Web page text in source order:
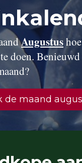
Augustus
doen.
de maand